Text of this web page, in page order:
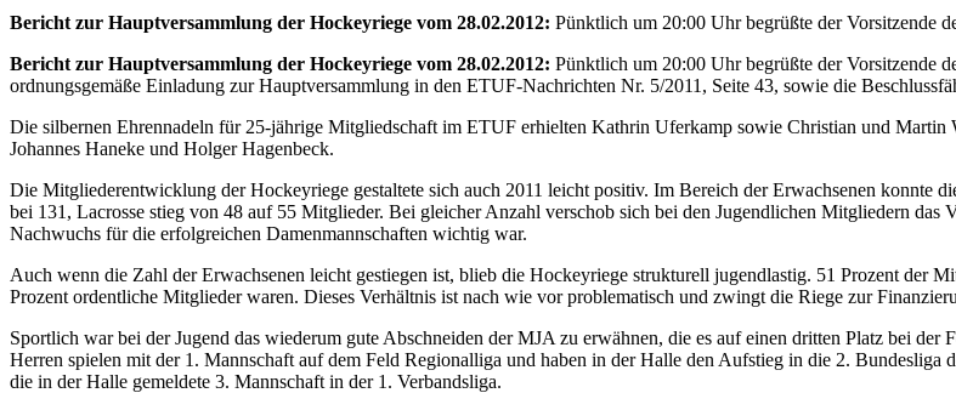
Bericht zur Hauptversammlung der Hockeyriege vom 28.02.2012: Pünktlich um 20:00 Uhr begrüßte der Vorsitzende
Bericht zur Hauptversammlung der Hockeyriege vom 28.02.2012: Pünktlich um 20:00 Uhr begrüßte der Vorsitzende
ordnungsgemäße Einladung zur Hauptversammlung in den ETUF-Nachrichten Nr. 5/2011, Seite 43, sowie die
Die silbernen Ehrennadeln für 25-jährige Mitgliedschaft im ETUF erhielten Kathrin Uferkamp sowie Christian und Martin
Johannes Haneke und Holger Hagenbeck.
Die Mitgliederentwicklung der Hockeyriege gestaltete sich auch 2011 leicht positiv. Im Bereich der Erwachsenen konnte
bei 131, Lacrosse stieg von 48 auf 55 Mitglieder. Bei gleicher Anzahl verschob sich bei den Jugendlichen Mitgliedern
Nachwuchs für die erfolgreichen Damenmannschaften wichtig war.
Auch wenn die Zahl der Erwachsenen leicht gestiegen ist, blieb die Hockeyriege strukturell jugendlastig. 51 Prozent der
Prozent ordentliche Mitglieder waren. Dieses Verhältnis ist nach wie vor problematisch und zwingt die Riege zur
Sportlich war bei der Jugend das wiederum gute Abschneiden der MJA zu erwähnen, die es auf einen dritten Platz bei
Herren spielen mit der 1. Mannschaft auf dem Feld Regionalliga und haben in der Halle den Aufstieg in die 2.
die in der Halle gemeldete 3. Mannschaft in der 1. Verbandsliga.